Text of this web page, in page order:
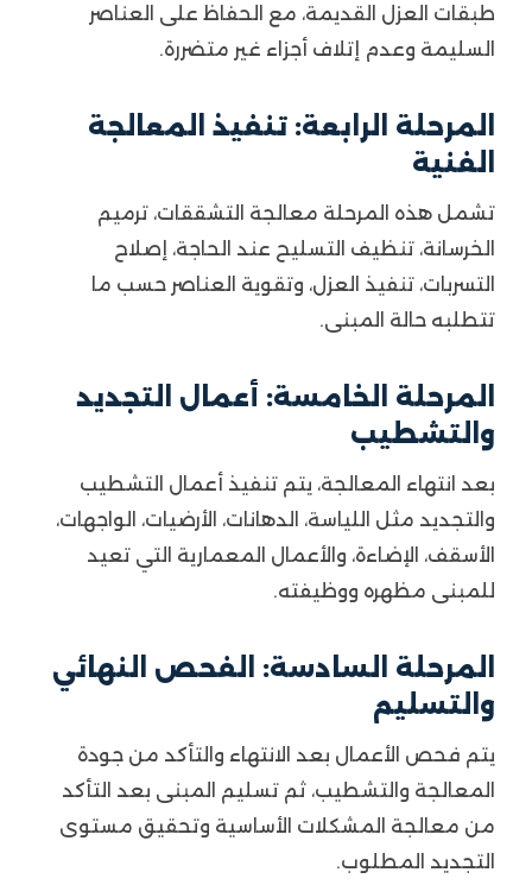
طبقات العزل القديمة، مع الحفاظ على العناصر
السليمة وعدم إتلاف أجزاء غير متضررة.
المرحلة الرابعة: تنفيذ المعالجة
الفنية
تشمل هذه المرحلة معالجة التشققات، ترميم
الخرسانة، تنظيف التسليح عند الحاجة، إصلاح
التسربات، تنفيذ العزل، وتقوية العناصر حسب ما
تتطلبه حالة المبنى.
المرحلة الخامسة: أعمال التجديد
والتشطيب
بعد انتهاء المعالجة، يتم تنفيذ أعمال التشطيب
والتجديد مثل اللياسة، الدهانات، الأرضيات، الواجهات،
الأسقف، الإضاءة، والأعمال المعمارية التي تعيد
للمبنى مظهره ووظيفته.
المرحلة السادسة: الفحص النهائي
والتسليم
يتم فحص الأعمال بعد الانتهاء والتأكد من جودة
المعالجة والتشطيب، ثم تسليم المبنى بعد التأكد
من معالجة المشكلات الأساسية وتحقيق مستوى
التجديد المطلوب.